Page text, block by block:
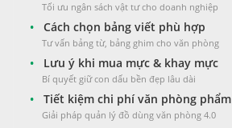
Tối ưu ngân sách vật tư cho doanh nghiệp
• Cách chọn bảng viết phù hợp
Tư vấn bảng từ, bảng ghim cho văn phòng
• Lưu ý khi mua mực & khay mực
Bí quyết giữ con dấu bền đẹp lâu dài
• Tiết kiệm chi phí văn phòng phẩm
Giải pháp quản lý đồ dùng văn phòng 4.0